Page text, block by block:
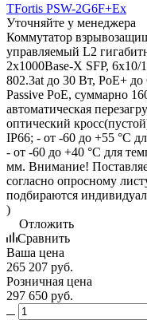
TFortis PSW-2G6F+Ex
Уточняйте у менеджера
Коммутатор
управляемый L2
2х1000Base-X SFP, 6х10/
802.3at до 30 Вт, PoE+
Passive PoE, суммарно
автоматическая
оптический
IP66; - от -60 до +55 °С
- от -60 до +40 °С для
мм. Внимание!
согласно опросному
подбираются
)
Отложить
Сравнить
Ваша цена
265 207 руб.
Розничная цена
297 650 руб.